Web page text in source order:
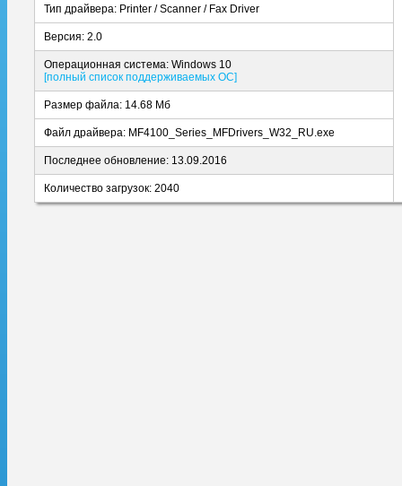
Тип драйвера: Printer / Scanner / Fax Driver
Версия: 2.0
Операционная система: Windows 10
[полный список поддерживаемых ОС]
Размер файла: 14.68 Мб
Файл драйвера: MF4100_Series_MFDrivers_W32_RU.exe
Последнее обновление: 13.09.2016
Количество загрузок: 2040